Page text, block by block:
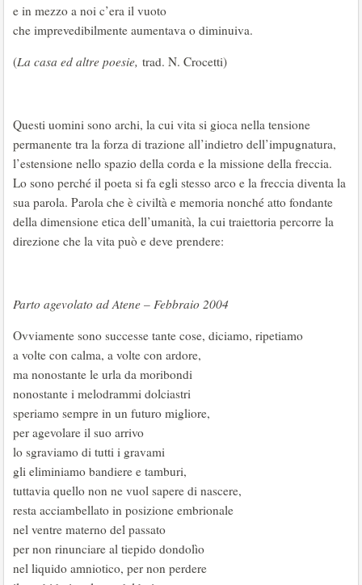
e in mezzo a noi c’era il vuoto
che imprevedibilmente aumentava o diminuiva.
(La casa ed altre poesie, trad. N. Crocetti)
Questi uomini sono archi, la cui vita si gioca nella tensione
permanente tra la forza di trazione all’indietro dell’impugnatura,
l’estensione nello spazio della corda e la missione della freccia.
Lo sono perché il poeta si fa egli stesso arco e la freccia diventa la
sua parola. Parola che è civiltà e memoria nonché atto fondante
della dimensione etica dell’umanità, la cui traiettoria percorre la
direzione che la vita può e deve prendere:
Parto agevolato ad Atene – Febbraio 2004
Ovviamente sono successe tante cose, diciamo, ripetiamo
a volte con calma, a volte con ardore,
ma nonostante le urla da moribondi
nonostante i melodrammi dolciastri
speriamo sempre in un futuro migliore,
per agevolare il suo arrivo
lo sgraviamo di tutti i gravami
gli eliminiamo bandiere e tamburi,
tuttavia quello non ne vuol sapere di nascere,
resta acciambellato in posizione embrionale
nel ventre materno del passato
per non rinunciare al tiepido dondolìo
nel liquido amniotico, per non perdere